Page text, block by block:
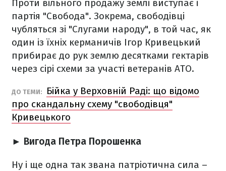
Проти вільного продажу землі виступає і
партія "Свобода". Зокрема, свободівці
чубляться зі "Слугами народу", в той час, як
один із їхніх керманичів Ігор Кривецький
прибирає до рук землю десятками гектарів
через сірі схеми за участі ветеранів АТО.
ДО ТЕМИ:
Бійка у Верховній Раді: що відомо
про скандальну схему "свободівця"
Кривецького
► Вигода Петра Порошенка
Ну і ще одна так звана патріотична сила –